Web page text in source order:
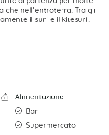
che nell’entroterra. Tra gli
il surf e il kitesurf.
Alimentazione
Bar
Supermercato